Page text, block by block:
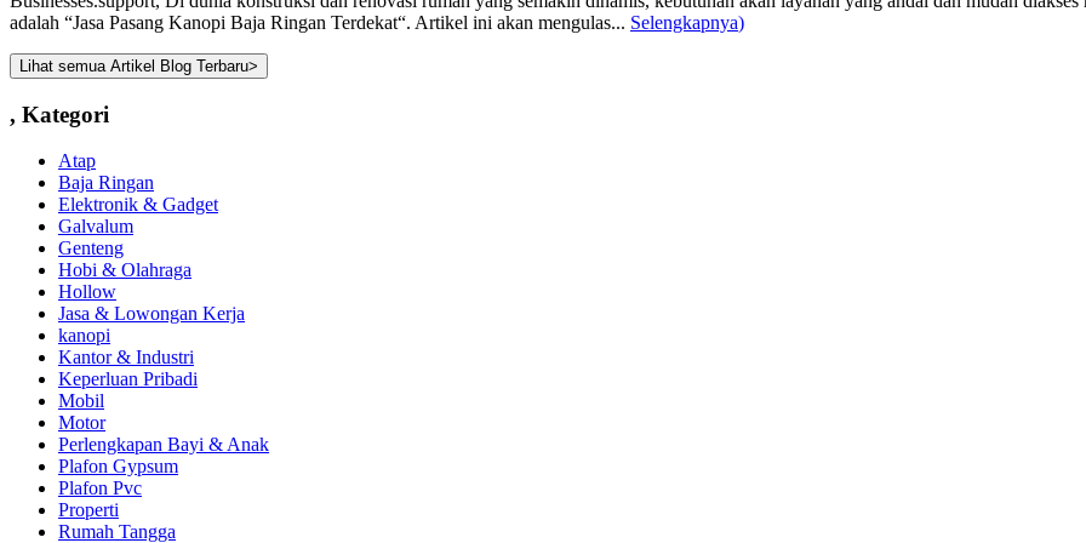
adalah “Jasa Pasang Kanopi Baja Ringan Terdekat“. Artikel ini akan mengulas... Selengkapnya)
Lihat semua Artikel Blog Terbaru>
, Kategori
Atap
Baja Ringan
Elektronik & Gadget
Galvalum
Genteng
Hobi & Olahraga
Hollow
Jasa & Lowongan Kerja
kanopi
Kantor & Industri
Keperluan Pribadi
Mobil
Motor
Perlengkapan Bayi & Anak
Plafon Gypsum
Plafon Pvc
Properti
Rumah Tangga